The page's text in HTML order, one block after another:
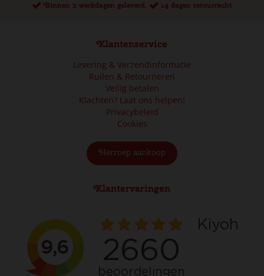
Binnen 2 werkdagen geleverd.
14 dagen retourrecht
Klantenservice
Levering & Verzendinformatie
Ruilen & Retourneren
Veilig betalen
Klachten? Laat ons helpen!
Privacybeleid
Cookies
Herroep aankoop
Klantervaringen